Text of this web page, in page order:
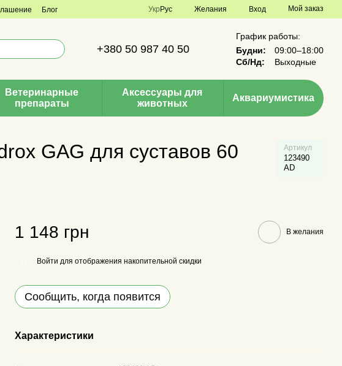
Блог Укр Рус Желания Вход Мой заказ
+380 50 987 40 50
График работы:
Будни:
09:00–18:00
Сб/Нд:
Выходные
Ветеринарные
препараты
Аксессуары для
животных
Аквариумистика
GAG для суставов 60
Артикул
123490
AD
1 148 грн В желания
Войти для отображения накопительной скидки
Сообщить, когда появится
Характеристики